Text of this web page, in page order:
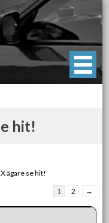
hit!
ägare se hit!
1 2 →